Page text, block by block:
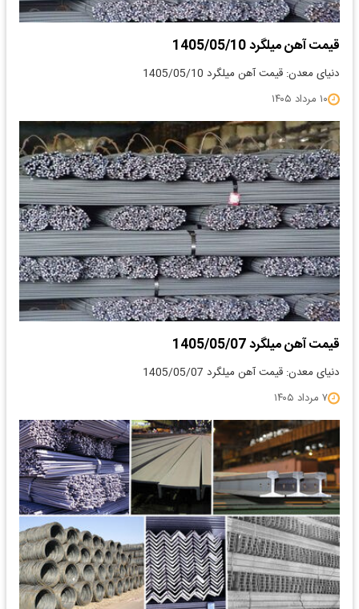
قیمت آهن میلگرد 1405/05/10
دنیای معدن: قیمت آهن میلگرد 1405/05/10
۱۰ مرداد ۱۴۰۵
قیمت آهن میلگرد 1405/05/07
دنیای معدن: قیمت آهن میلگرد 1405/05/07
۷ مرداد ۱۴۰۵